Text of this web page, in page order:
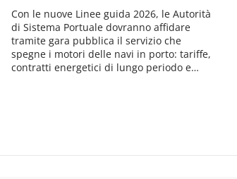
Con le nuove Linee guida 2026, le Autorità
di Sistema Portuale dovranno affidare
tramite gara pubblica il servizio che
spegne i motori delle navi in porto: tariffe,
contratti energetici di lungo periodo e…